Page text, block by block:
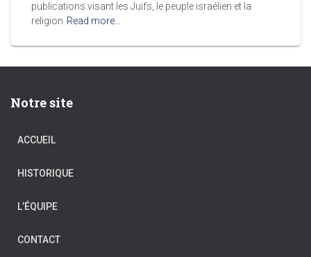
publications visant les Juifs, le peuple israélien et la
religion Read more…
Notre site
ACCUEIL
HISTORIQUE
L’ÉQUIPE
CONTACT